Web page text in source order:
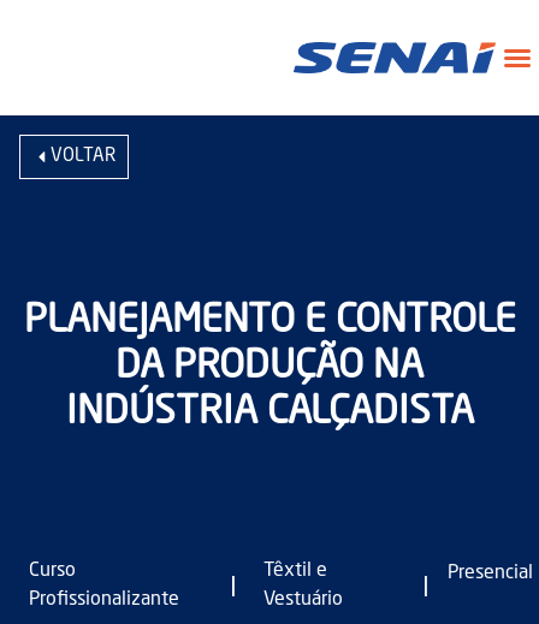
VOLTAR
PLANEJAMENTO E CONTROLE
DA PRODUÇÃO NA
INDÚSTRIA CALÇADISTA
Curso
Profissionalizante
|
Têxtil e
Vestuário
| Presencial